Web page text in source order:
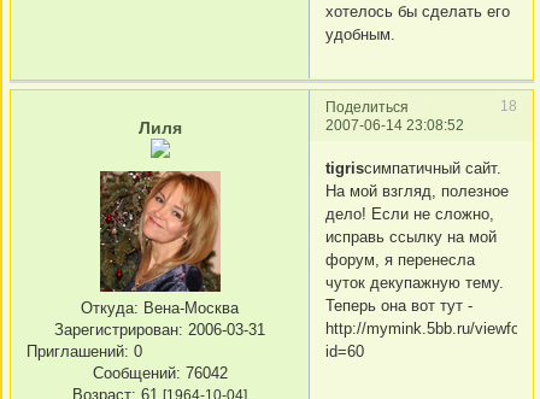
хотелось бы сделать его
удобным.
Поделиться
18
2007-06-14 23:08:52
Лиля
Откуда: Вена-Москва
Зарегистрирован: 2006-03-31
Приглашений: 0
Сообщений: 76042
Возраст: 61 [1964-10-04]
tigrisсимпатичный сайт.
На мой взгляд, полезное
дело! Если не сложно,
исправь ссылку на мой
форум, я перенесла
чуток декупажную тему.
Теперь она вот тут -
http://mymink.5bb.ru/
id=60